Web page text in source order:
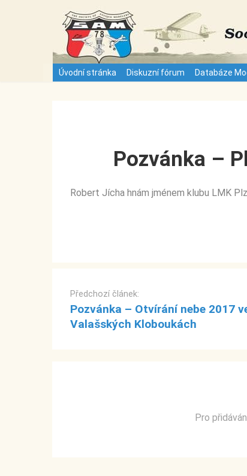
Úvodní stránka Diskuzní fórum Databáze
Pozvánka –
Robert Jícha hnám jménem klubu LMK
Předchozí článek:
Pozvánka – Otvírání nebe 2017
Valašských Kloboukách
Pro